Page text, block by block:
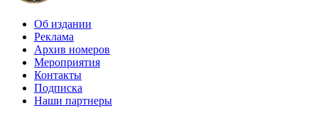
Об издании
Реклама
Архив номеров
Мероприятия
Контакты
Подписка
Наши партнеры